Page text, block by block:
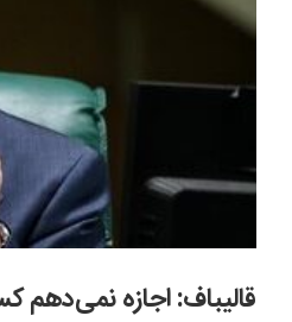
قالیباف: اجازه نمی‌دهم